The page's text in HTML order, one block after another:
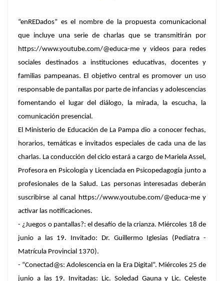
“enREDados” es el nombre de la propuesta comunicacional
que incluye una serie de charlas que se transmitirán por
https://www.youtube.com/@educa-me y videos para redes
sociales destinados a instituciones educativas, docentes y
familias pampeanas. El objetivo central es promover un uso
responsable de pantallas por parte de infancias y adolescencias
fomentando el lugar del diálogo, la mirada, la escucha, la
comunicación presencial.
El Ministerio de Educación de La Pampa dio a conocer fechas,
horarios, temáticas e invitados especiales de cada una de las
charlas. La conducción del ciclo estará a cargo de Mariela Assel,
Profesora en Psicología y Licenciada en Psicopedagogía junto a
profesionales de la Salud. Las personas interesadas deberán
suscribirse al canal https://www.youtube.com/@educa-me y
activar las notificaciones.
- ¿Juegos o pantallas?: el desafío de la crianza. Miércoles 18 de
junio a las 19. Invitado: Dr. Guillermo Iglesias (Pediatra -
Matrícula Provincial 1370).
- “Conectad@s: Adolescencia en la Era Digital”. Miércoles 25 de
junio a las 19. Invitadas: Lic. Soledad Gauna y Lic. Celeste